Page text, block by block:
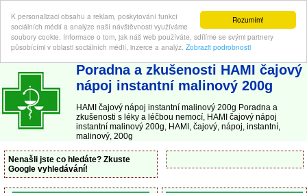
Rozumím!
K personalizaci obsahu a reklam, poskytování funkcí
sociálních médií a analýze naší návštěvnosti využíváme
soubory cookie. Informace o tom, jak náš web používáte, sdílíme se svými partnery
působícími v oblasti sociálních médií, inzerce a analýz. Zobrazit podrobnosti
ABC-LEKARNA.cz | Poradna a zkušenosti s léky a léčbou nemocí
Poradna a zkušenosti HAMI čajový
nápoj instantní malinový 200g
HAMI čajový nápoj instantní malinový 200g Poradna a
zkušenosti s léky a léčbou nemocí, HAMI čajový nápoj
instantní malinový 200g, HAMI, čajový, nápoj, instantní,
malinový, 200g
Nenašli jste co hledáte? Zkuste
Google vyhledávání!